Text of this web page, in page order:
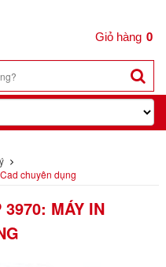
0
chuyên dụng
3970: MÁY IN